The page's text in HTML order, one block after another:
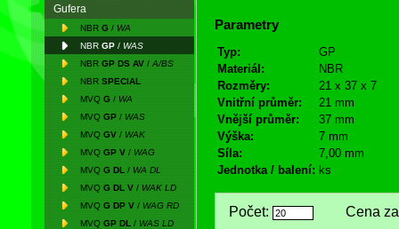
Gufera
NBR G / WA
NBR GP / WAS
NBR GP DS AV / A/BS
NBR SPECIAL
MVQ G / WA
MVQ GP / WAS
MVQ GV / WAK
MVQ GP V / WAG
MVQ G DL / WA DL
MVQ G DL V / WAK LD
MVQ G DP V / WAG RD
MVQ GP DL / WAS LD
Parametry
Typ:
GP
Materiál:
NBR
Rozměry:
21 x 37 x 7
Vnitřní průměr:
21 mm
Vnější průměr:
37 mm
Výška:
7 mm
Síla:
7,00 mm
Jednotka / balení: ks
Počet: Cena za